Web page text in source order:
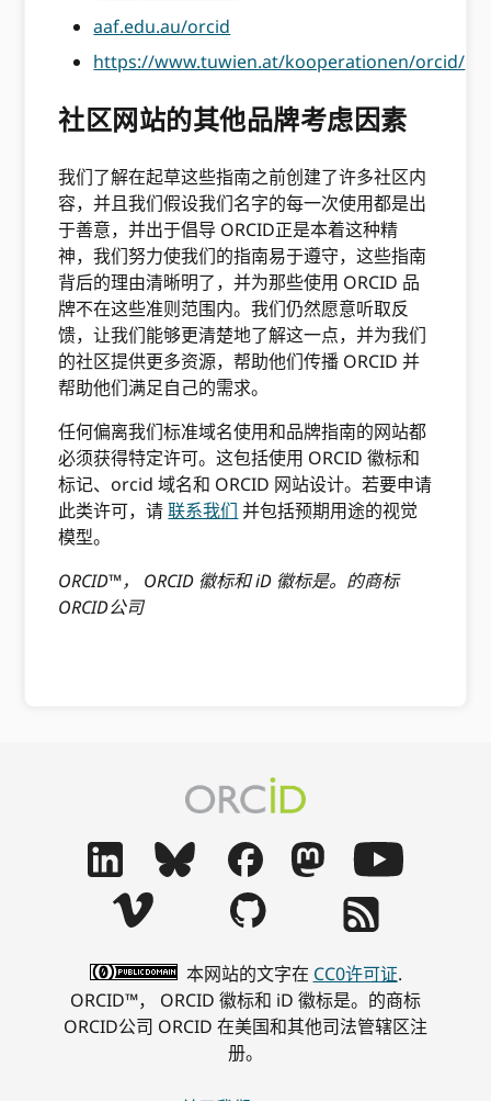
aaf.edu.au/orcid
https://www.tuwien.at/kooperationen/orcid/
社区网站的其他品牌考虑因素
我们了解在起草这些指南之前创建了许多社区内
容，并且我们假设我们名字的每一次使用都是出
于善意，并出于倡导 ORCID正是本着这种精
神，我们努力使我们的指南易于遵守，这些指南
背后的理由清晰明了，并为那些使用 ORCID 品
牌不在这些准则范围内。我们仍然愿意听取反
馈，让我们能够更清楚地了解这一点，并为我们
的社区提供更多资源，帮助他们传播 ORCID 并
帮助他们满足自己的需求。
任何偏离我们标准域名使用和品牌指南的网站都
必须获得特定许可。这包括使用 ORCID 徽标和
标记、orcid 域名和 ORCID 网站设计。若要申请
此类许可，请联系我们 并包括预期用途的视觉
模型。
ORCID™， ORCID 徽标和 iD 徽标是。的商标
ORCID公司
本网站的文字在 CC0许可证.
ORCID™， ORCID 徽标和 iD 徽标是。的商标
ORCID公司 ORCID 在美国和其他司法管辖区注
册。